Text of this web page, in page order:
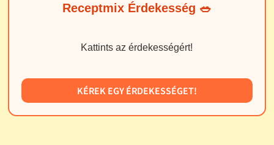
Receptmix Érdekesség 🥗
Kattints az érdekességért!
KÉREK EGY ÉRDEKESSÉGET!